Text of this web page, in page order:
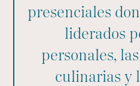
presenciales
liderados
personales,
culinarias y